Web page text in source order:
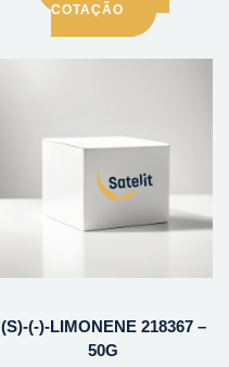
COTAÇÃO
(S)-(-)-LIMONENE 218367 –
50G